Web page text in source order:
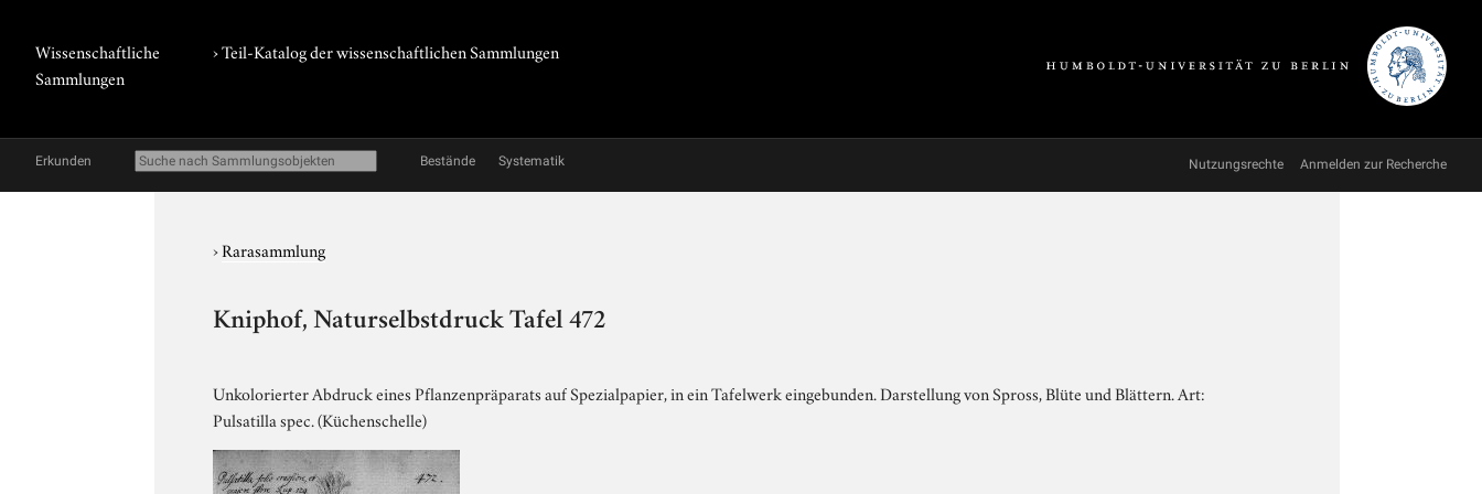
Wissenschaftliche
Sammlungen
› Teil-Katalog der wissenschaftlichen Sammlungen
Erkunden Bestände Systematik Nutzungsrechte Anmelden zur Recherche
›Rarasammlung
Kniphof, Naturselbstdruck Tafel 472
Unkolorierter Abdruck eines Pflanzenpräparats auf Spezialpapier, in ein Tafelwerk eingebunden. Darstellung von Spross, Blüte und Blättern. Art:
Pulsatilla spec. (Küchenschelle)